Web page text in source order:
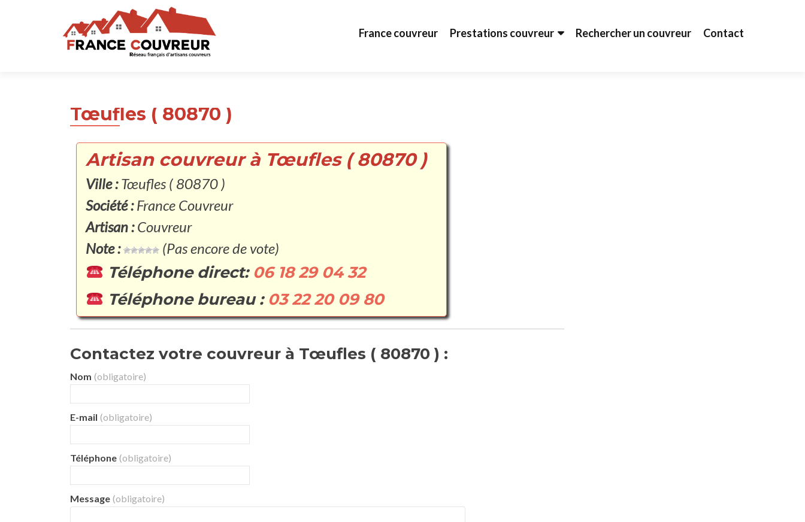
France couvreur Prestations couvreur Rechercher un couvreur Contact
Tœufles ( 80870 )
Artisan couvreur à Tœufles ( 80870 )
Ville :Tœufles ( 80870 )
Société :France Couvreur
Artisan :Couvreur
Note :
(Pas encore de vote)
Téléphone direct: 06 18 29 04 32
Téléphone bureau : 03 22 20 09 80
Contactez votre couvreur à Tœufles ( 80870 ) :
Nom (obligatoire)
E-mail (obligatoire)
Téléphone (obligatoire)
Message (obligatoire)